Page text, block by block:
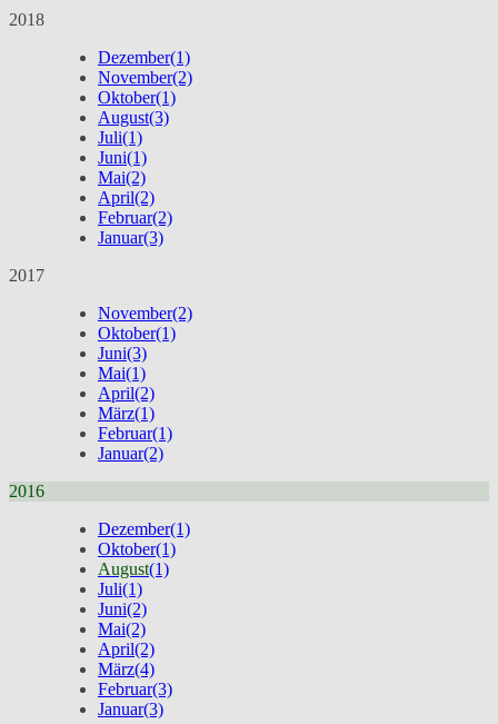
2018
Dezember(1)
November(2)
Oktober(1)
August(3)
Juli(1)
Juni(1)
Mai(2)
April(2)
Februar(2)
Januar(3)
2017
November(2)
Oktober(1)
Juni(3)
Mai(1)
April(2)
März(1)
Februar(1)
Januar(2)
2016
Dezember(1)
Oktober(1)
August(1)
Juli(1)
Juni(2)
Mai(2)
April(2)
März(4)
Februar(3)
Januar(3)